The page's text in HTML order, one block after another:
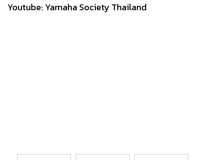
Youtube: Yamaha Society Thailand